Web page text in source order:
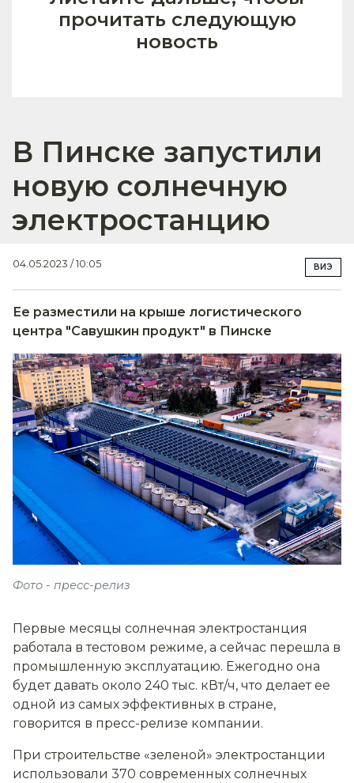
прочитать следующую
новость
В Пинске запустили
новую солнечную
электростанцию
04.05.2023 / 10:05 ВИЭ
Ее разместили на крыше логистического
центра "Савушкин продукт" в Пинске
Фото - пресс-релиз
Первые месяцы солнечная электростанция
работала в тестовом режиме, а сейчас перешла в
промышленную эксплуатацию. Ежегодно она
будет давать около 240 тыс. кВт/ч, что делает ее
одной из самых эффективных в стране,
говорится в пресс-релизе компании.
При строительстве «зеленой» электростанции
использовали 370 современных солнечных